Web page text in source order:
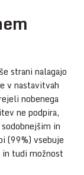
strani nalagajo
v nastavitvah
nobenega
ne podpira,
in
(99%) vsebuje
tudi možnost